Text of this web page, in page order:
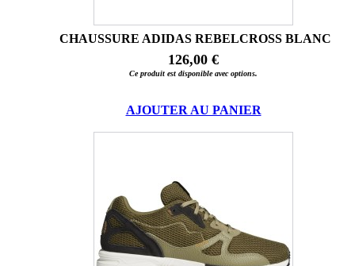
CHAUSSURE ADIDAS REBELCROSS BLANC
126,00 €
Ce produit est disponible avec options.
AJOUTER AU PANIER